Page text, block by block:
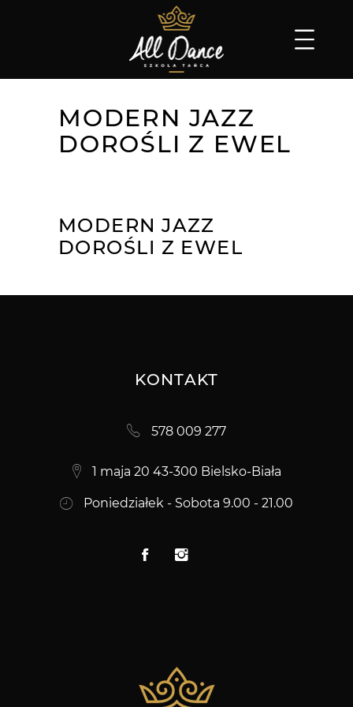
MODERN JAZZ
DOROŚLI Z EWEL
MODERN JAZZ
DOROŚLI Z EWEL
KONTAKT
578 009 277
1 maja 20 43-300 Bielsko-Biała
Poniedziałek - Sobota 9.00 - 21.00